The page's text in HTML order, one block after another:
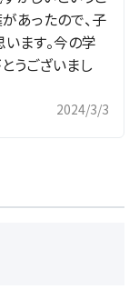
あったので、子
ます。今の学
うございまし
2024/3/3